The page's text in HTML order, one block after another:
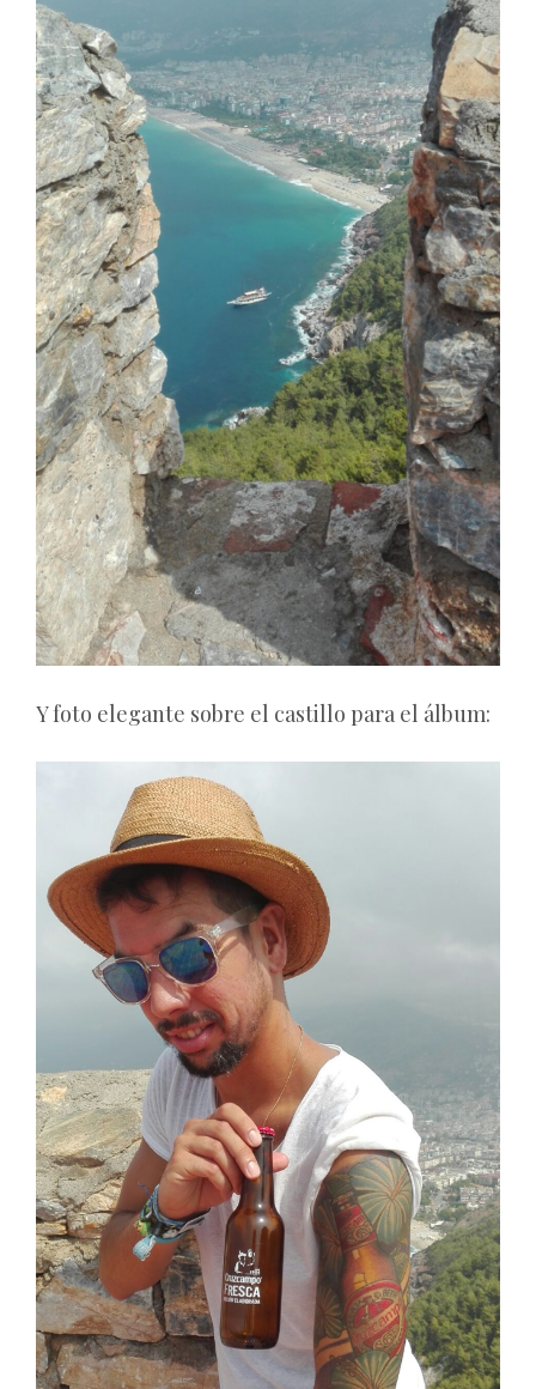
Y foto elegante sobre el castillo para el álbum: